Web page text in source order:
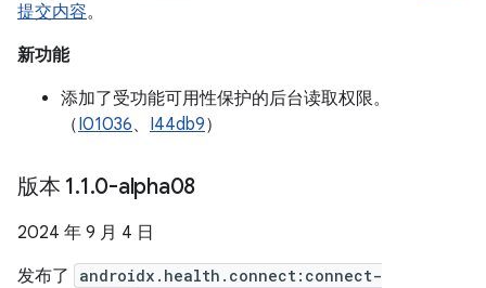
提交内容。
新功能
添加了受功能可用性保护的后台读取权限。
（I01036、 I44db9）
版本 1.1.0-alpha08
2024 年 9 月 4 日
发布了
androidx.health.connect:connect-